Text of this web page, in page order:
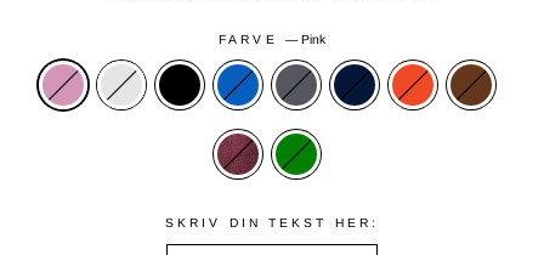
FARVE —Pink
SKRIV DIN TEKST HER: